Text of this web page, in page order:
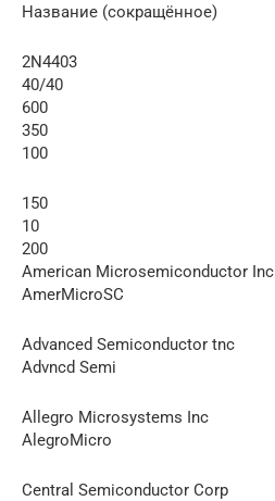
Название (сокращённое)
2N4403
40/40
600
350
100
150
10
200
American Microsemiconductor Inc
AmerMicroSC
Advanced Semiconductor tnc
Advncd Semi
Allegro Microsystems Inc
AlegroMicro
Central Semiconductor Corp